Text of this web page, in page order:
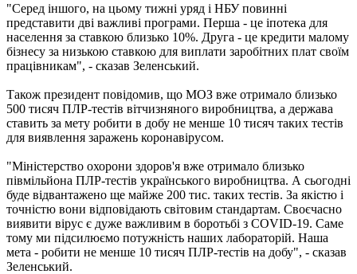
"Серед іншого, на цьому тижні уряд і НБУ повинні
представити дві важливі програми. Перша - це іпотека для
населення за ставкою близько 10%. Друга - це кредити малому
бізнесу за низькою ставкою для виплати заробітних плат своїм
працівникам", - сказав Зеленський.
Також президент повідомив, що МОЗ вже отримало близько
500 тисяч ПЛР-тестів вітчизняного виробництва, а держава
ставить за мету робити в добу не менше 10 тисяч таких тестів
для виявлення заражень коронавірусом.
"Міністерство охорони здоров'я вже отримало близько
півмільйона ПЛР-тестів українського виробництва. А сьогодні
буде відвантажено ще майже 200 тис. таких тестів. За якістю і
точністю вони відповідають світовим стандартам. Своєчасно
виявити вірус є дуже важливим в боротьбі з COVID-19. Саме
тому ми підсилюємо потужність наших лабораторій. Наша
мета - робити не менше 10 тисяч ПЛР-тестів на добу", - сказав
Зеленський.